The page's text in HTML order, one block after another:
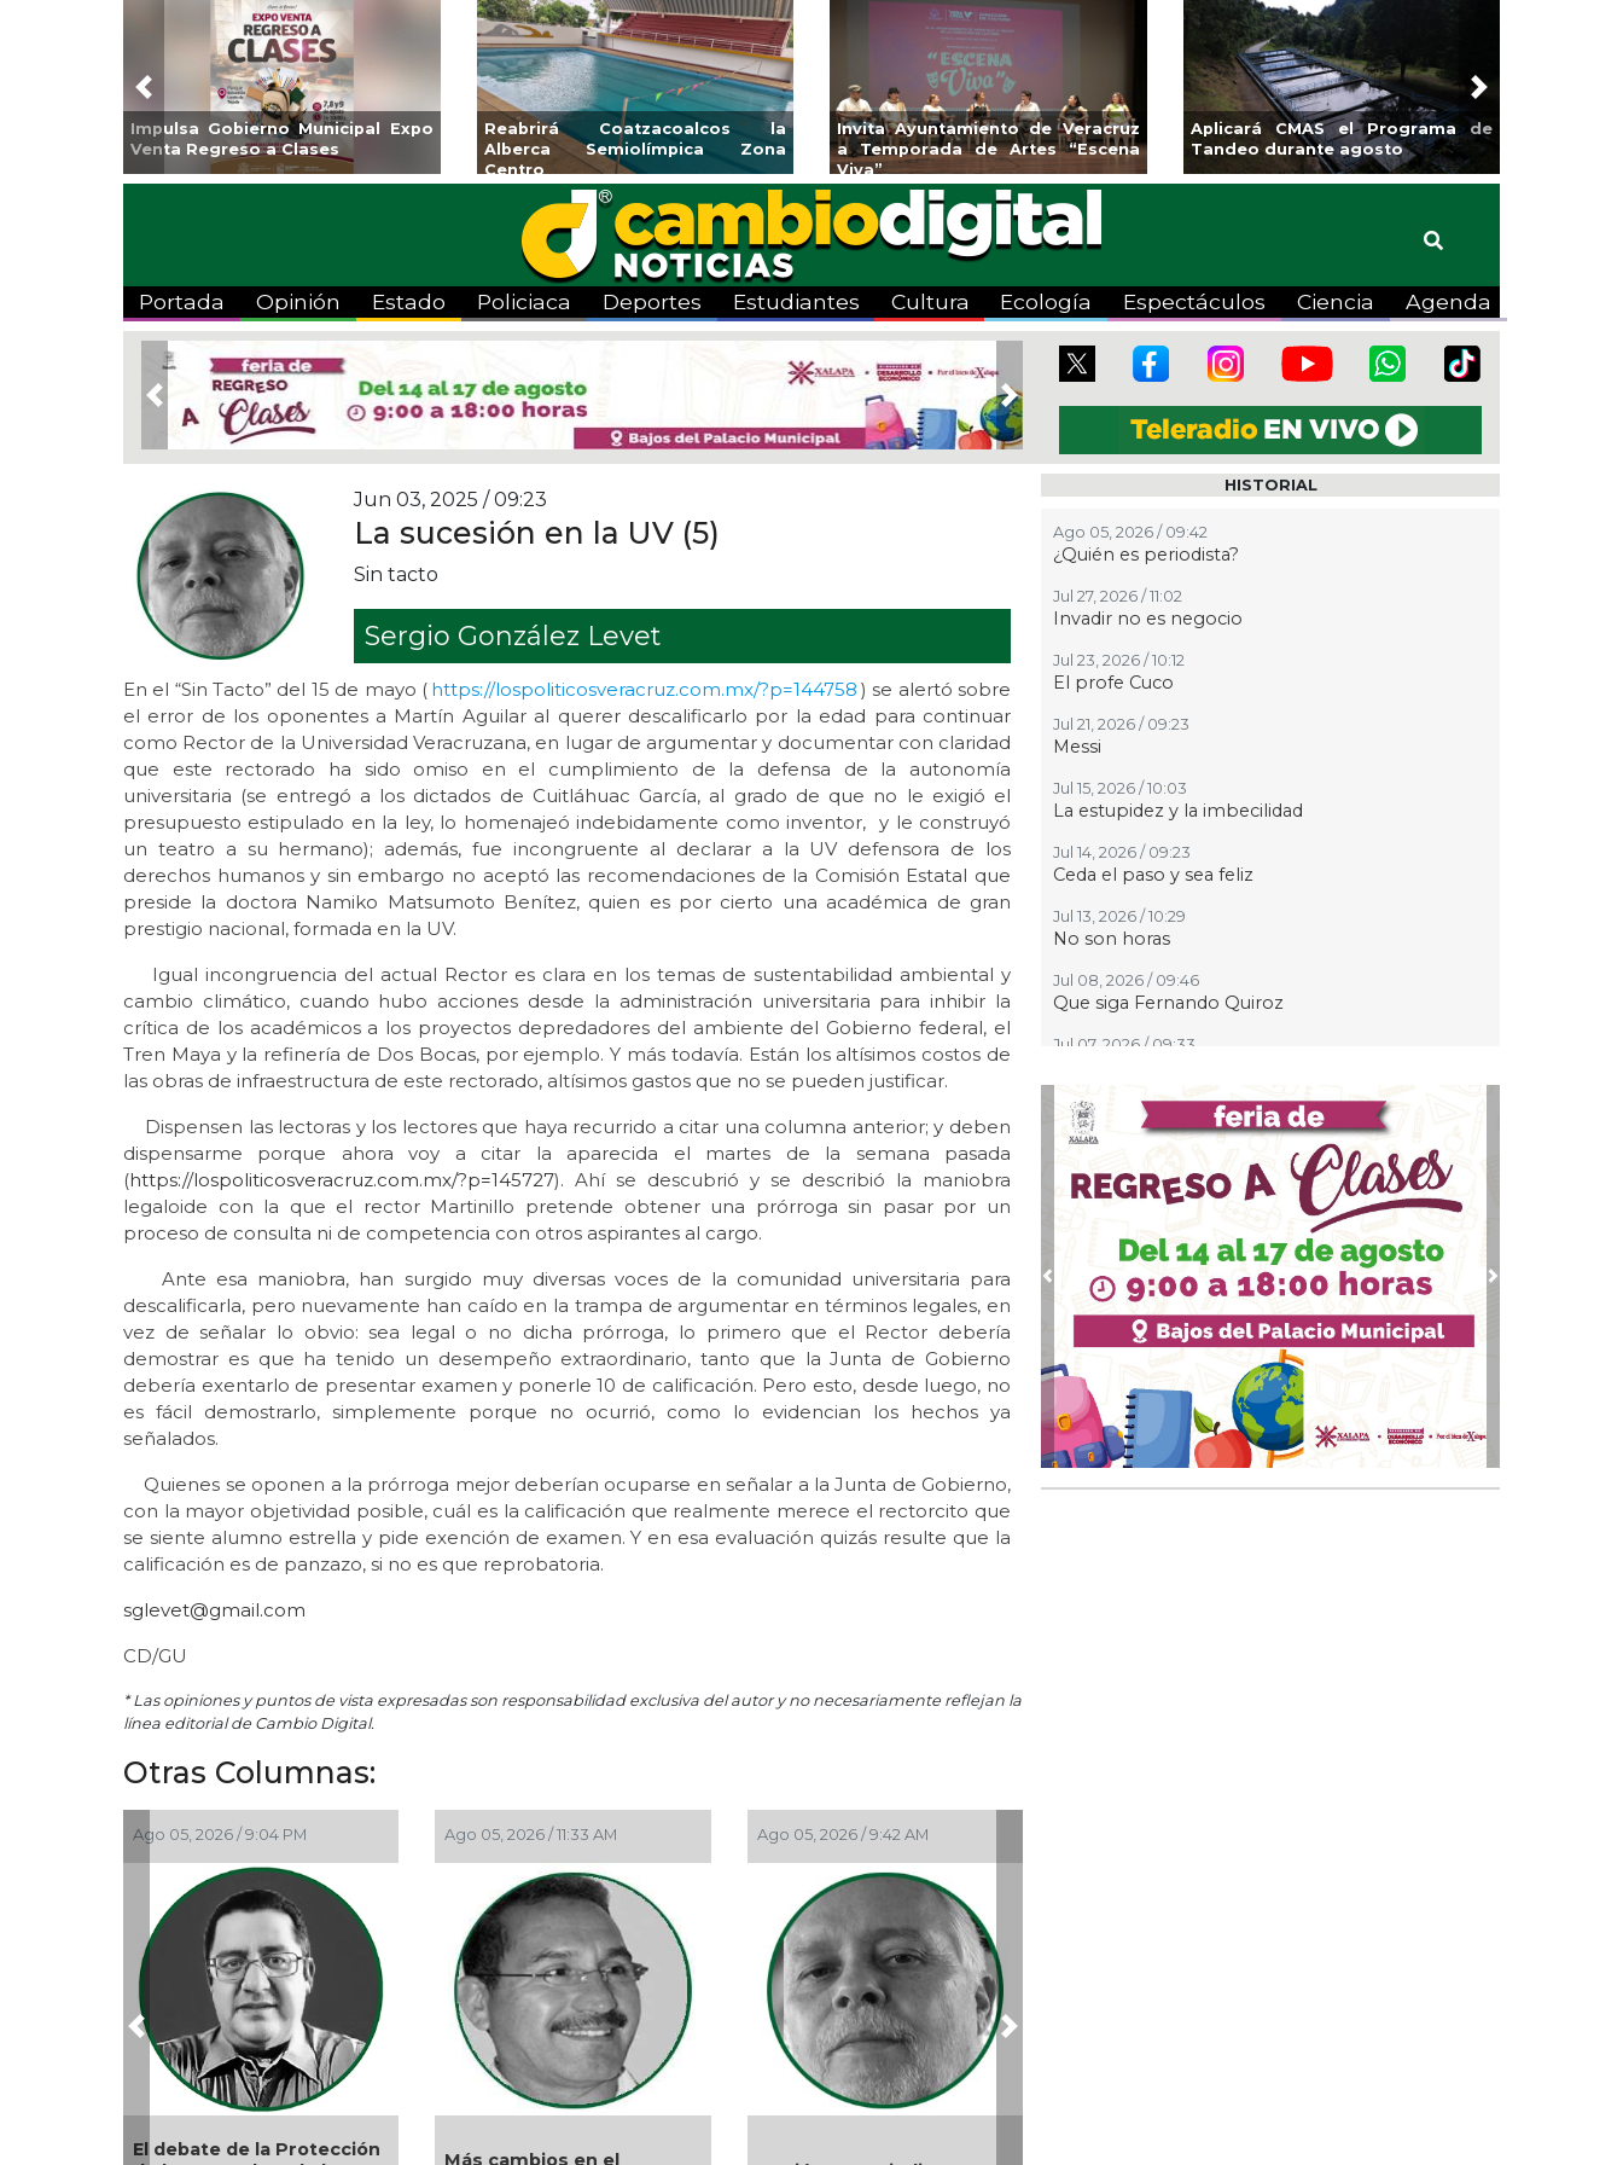
Impulsa Gobierno Municipal Expo
Venta Regreso a Clases
Reabrirá Coatzacoalcos la
Alberca Semiolímpica Zona
Centro
Invita Ayuntamiento de Veracruz
a Temporada de Artes “Escena
Viva”
Aplicará CMAS el Programa de
Tandeo durante agosto
Previous Next
Portada Opinión Estado Policiaca Deportes Estudiantes Cultura Ecología Espectáculos Ciencia Agenda
Previous Next
Jun 03, 2025 / 09:23
La sucesión en la UV (5)
Sin tacto
Sergio González Levet
En el “Sin Tacto” del 15 de mayo ( https://lospoliticosveracruz.com.mx/?p=144758 ) se alertó sobre
el error de los oponentes a Martín Aguilar al querer descalificarlo por la edad para continuar
como Rector de la Universidad Veracruzana, en lugar de argumentar y documentar con claridad
que este rectorado ha sido omiso en el cumplimiento de la defensa de la autonomía
universitaria (se entregó a los dictados de Cuitláhuac García, al grado de que no le exigió el
presupuesto estipulado en la ley, lo homenajeó indebidamente como inventor, y le construyó
un teatro a su hermano); además, fue incongruente al declarar a la UV defensora de los
derechos humanos y sin embargo no aceptó las recomendaciones de la Comisión Estatal que
preside la doctora Namiko Matsumoto Benítez, quien es por cierto una académica de gran
prestigio nacional, formada en la UV.
Igual incongruencia del actual Rector es clara en los temas de sustentabilidad ambiental y
cambio climático, cuando hubo acciones desde la administración universitaria para inhibir la
crítica de los académicos a los proyectos depredadores del ambiente del Gobierno federal, el
Tren Maya y la refinería de Dos Bocas, por ejemplo. Y más todavía. Están los altísimos costos de
las obras de infraestructura de este rectorado, altísimos gastos que no se pueden justificar.
Dispensen las lectoras y los lectores que haya recurrido a citar una columna anterior; y deben
dispensarme porque ahora voy a citar la aparecida el martes de la semana pasada
(https://lospoliticosveracruz.com.mx/?p=145727). Ahí se descubrió y se describió la maniobra
legaloide con la que el rector Martinillo pretende obtener una prórroga sin pasar por un
proceso de consulta ni de competencia con otros aspirantes al cargo.
Ante esa maniobra, han surgido muy diversas voces de la comunidad universitaria para
descalificarla, pero nuevamente han caído en la trampa de argumentar en términos legales, en
vez de señalar lo obvio: sea legal o no dicha prórroga, lo primero que el Rector debería
demostrar es que ha tenido un desempeño extraordinario, tanto que la Junta de Gobierno
debería exentarlo de presentar examen y ponerle 10 de calificación. Pero esto, desde luego, no
es fácil demostrarlo, simplemente porque no ocurrió, como lo evidencian los hechos ya
señalados.
Quienes se oponen a la prórroga mejor deberían ocuparse en señalar a la Junta de Gobierno,
con la mayor objetividad posible, cuál es la calificación que realmente merece el rectorcito que
se siente alumno estrella y pide exención de examen. Y en esa evaluación quizás resulte que la
calificación es de panzazo, si no es que reprobatoria.
sglevet@gmail.com
CD/GU
* Las opiniones y puntos de vista expresadas son responsabilidad exclusiva del autor y no necesariamente reflejan la
línea editorial de Cambio Digital.
Otras Columnas:
Ago 05, 2026 / 9:04 PM
El debate de la Protección
Ago 05, 2026 / 11:33 AM
Más cambios en el
Ago 05, 2026 / 9:42 AM
Previous Next
HISTORIAL
Ago 05, 2026 / 09:42
¿Quién es periodista?
Jul 27, 2026 / 11:02
Invadir no es negocio
Jul 23, 2026 / 10:12
El profe Cuco
Jul 21, 2026 / 09:23
Messi
Jul 15, 2026 / 10:03
La estupidez y la imbecilidad
Jul 14, 2026 / 09:23
Ceda el paso y sea feliz
Jul 13, 2026 / 10:29
No son horas
Jul 08, 2026 / 09:46
Que siga Fernando Quiroz
Jul 07, 2026 / 09:33
Jul 03, 2026 / 09:38
El quinto partido
Jul 02, 2026 / 09:16
Llegar a los 74
Jul 01, 2026 / 09:33
Las piernas nacionales se han cubierto de gloria
Jun 30, 2026 / 09:28
El quinto juego
Jun 25, 2026 / 10:31
Una de cal: México va bien en el Mundial
Jun 24, 2026 / 09:53
El Papa y el arzobispo
Jun 22, 2026 / 09:24
Previous Next